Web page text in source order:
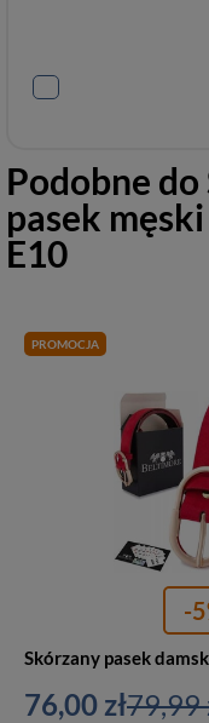
Podobne do
pasek
E10
PROMOCJA
-
76,00 zł79,99